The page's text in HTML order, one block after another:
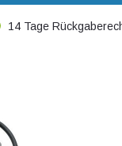
14 Tage